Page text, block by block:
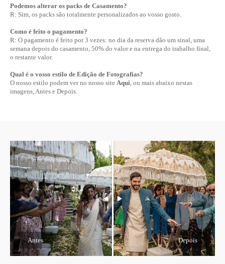
Podemos alterar os packs de Casamento?
R: Sim, os packs são totalmente personalizados ao vosso gosto.
Como é feito o pagamento?
R: O pagamento é feito por 3 vezes: no dia da reserva dão um sinal, uma
semana depois do casamento, 50% do valor e na entrega do trabalho final,
o restante valor.
Qual é o vosso estilo de Edição de Fotografias?
O nosso estilo podem ver no nosso site Aqui , ou mais abaixo nestas
imagens, Antes e Depois.
Antes Depois